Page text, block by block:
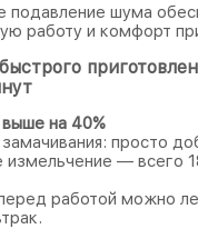
подавление шума
работу и комфорт
на 40%
просто
измельчение — всего
работой можно